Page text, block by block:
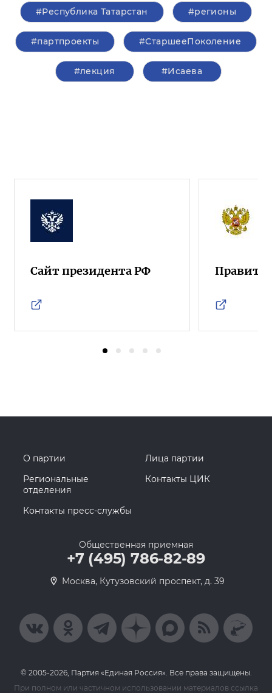
#Республика Татарстан #регионы
#партпроекты #СтаршееПоколение
#лекция #Исаева
Сайт президента РФ
О партии
Лица партии
Региональные
отделения
Контакты ЦИК
Контакты пресс-службы
Общественная приемная
+7 (495) 786-82-89
Москва, Кутузовский проспект, д. 39
© 2005-2026, Партия «Единая Россия». Все права защищены.
При полном или частичном использовании материалов ссылка